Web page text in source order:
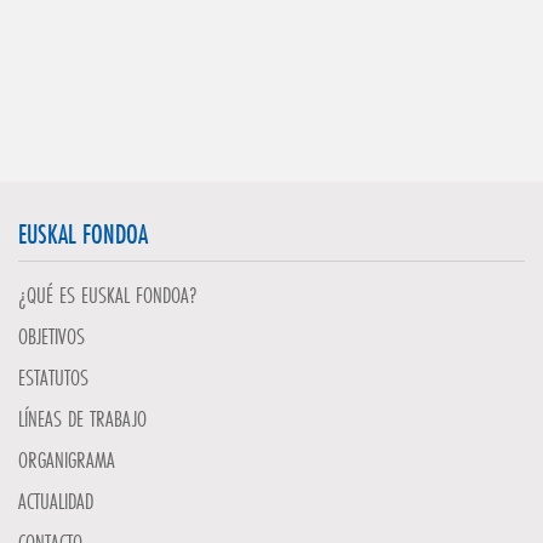
EUSKAL FONDOA
¿QUÉ ES EUSKAL FONDOA?
OBJETIVOS
ESTATUTOS
LÍNEAS DE TRABAJO
ORGANIGRAMA
ACTUALIDAD